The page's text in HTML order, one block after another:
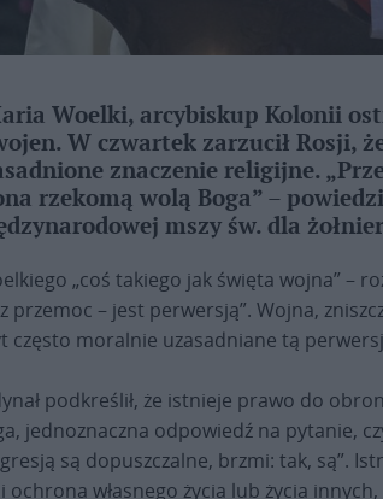
Woelki, arcybiskup Kolonii
W czwartek zarzucił Rosji,
znaczenie religijne.
rzekomą wolą Boga” –
mszy św. dla
„coś takiego jak święta wojna” –
przemoc – jest perwersją”. Wojna,
często moralnie uzasadniane tą
podkreślił, że istnieje prawo do
jednoznaczna odpowiedź na pytanie,
są dopuszczalne, brzmi: tak, są”.
ochrona własnego życia lub życia